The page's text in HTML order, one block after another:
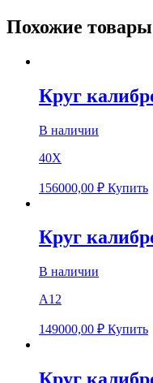
Похожие товары
Круг
В наличии
40Х
156000,00 ₽ Купить
Круг
В наличии
А12
149000,00 ₽ Купить